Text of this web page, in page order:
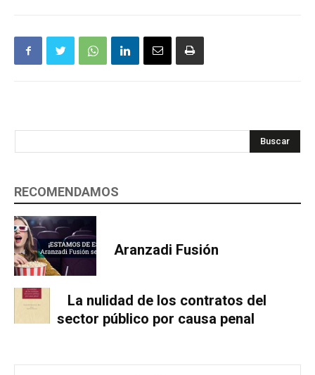
Buscar
RECOMENDAMOS
Aranzadi Fusión
La nulidad de los contratos del
sector público por causa penal